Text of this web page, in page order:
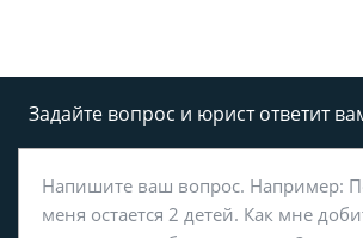
Задайте вопрос и юрист ответит